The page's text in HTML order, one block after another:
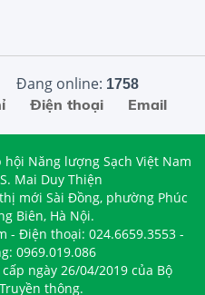
Đang online: 1758
Email
Điện thoại
Năng lượng Sạch Việt Nam
Mai Duy Thiện
mới Sài Đồng, phường Phúc
Biên, Hà Nội.
- Điện thoại: 024.6659.3553 -
0969.019.086
ngày 26/04/2019 của Bộ
thông.